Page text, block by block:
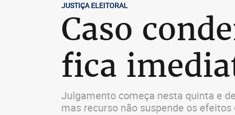
JUSTIÇA ELEITORAL
Caso
fica
Julgamento começa nesta quinta e
mas recurso não suspende os efeitos